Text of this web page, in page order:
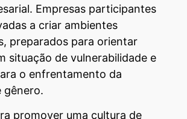
Empresas participantes
a criar ambientes
preparados para orientar
situação de vulnerabilidade e
o enfrentamento da
gênero.
promover uma cultura de